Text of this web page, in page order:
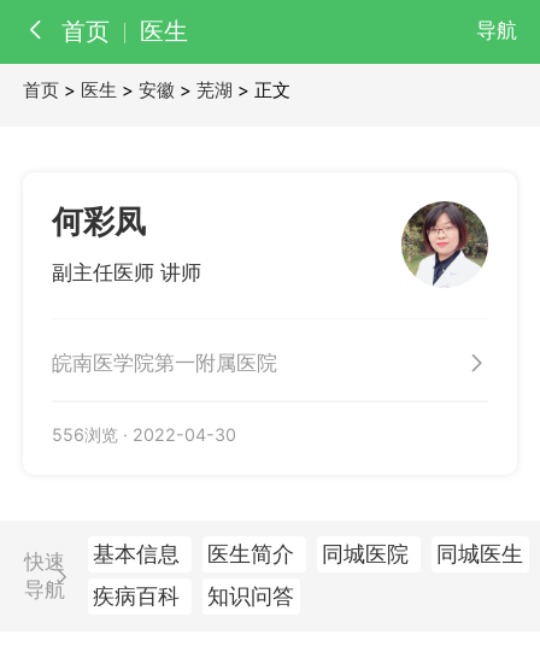
首页 医生 导航
医生
首页 > 医生 >安徽 >芜湖 > 正文
何彩凤
副主任医师 讲师
皖南医学院第一附属医院
556浏览 · 2022-04-30
快速
导航
基本信息 医生简介 同城医院
同城医生
疾病百科
知识问答